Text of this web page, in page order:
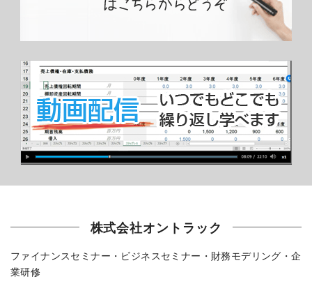
株式会社オントラック
ファイナンスセミナー・ビジネスセミナー・財務モデリング・企
業研修